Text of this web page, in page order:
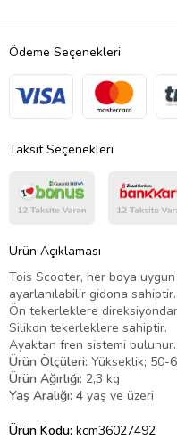
Ödeme Seçenekleri
Taksit Seçenekleri
Ürün Açıklaması
Tois Scooter, her boya
ayarlanılabilir gidona sahiptir.
Ön tekerleklere
Silikon tekerleklere sahiptir.
Ayaktan fren sistemi bulunur.
Ürün Ölçüleri: Yükseklik; 50-
Ürün Ağırlığı: 2,3 kg
Yaş Aralığı: 4 yaş ve üzeri
Ürün Kodu: kcm36027492